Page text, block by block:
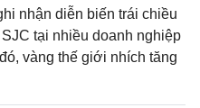
nhận diễn biến trái chiều
tại nhiều doanh nghiệp
vàng thế giới nhích tăng